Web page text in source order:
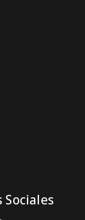
Sociales